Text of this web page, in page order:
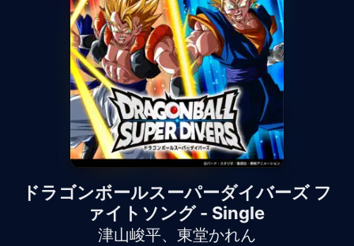
新着おすすめ
ラジオ
Apple Musicをインストール
ドラゴンボールスーパーダイバーズ フ
ァイトソング - Single
津山峻平、 東堂かれん